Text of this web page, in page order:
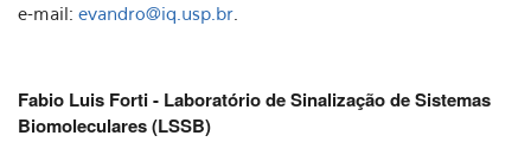
e-mail: evandro@iq.usp.br
Fabio Luis Forti - Laboratório de Sinalização de Sistemas
Biomoleculares (LSSB)